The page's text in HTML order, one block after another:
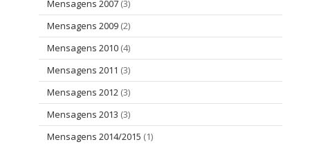
Mensagens 2007 (3)
Mensagens 2009 (2)
Mensagens 2010 (4)
Mensagens 2011 (3)
Mensagens 2012 (3)
Mensagens 2013 (3)
Mensagens 2014/2015 (1)